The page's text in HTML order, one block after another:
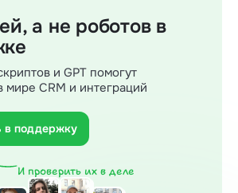
а не роботов в
и GPT помогут
мире CRM и интеграций
в поддержку
И проверить их в деле